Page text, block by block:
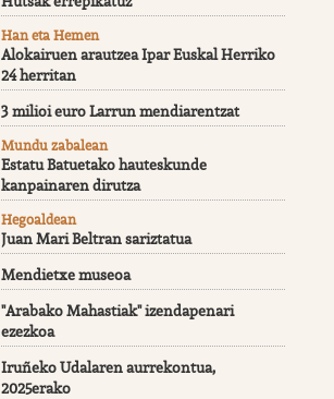
Han eta Hemen
Alokairuen arautzea Ipar Euskal Herriko
24 herritan
3 milioi euro Larrun mendiarentzat
Mundu zabalean
Estatu Batuetako hauteskunde
kanpainaren dirutza
Hegoaldean
Juan Mari Beltran sariztatua
Mendietxe museoa
"Arabako Mahastiak" izendapenari
ezezkoa
Iruñeko Udalaren aurrekontua,
2025erako